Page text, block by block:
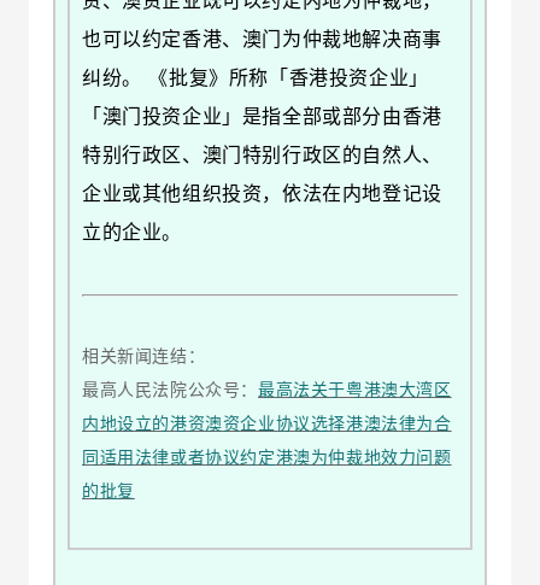
也可以约定香港、澳门为仲裁地解决商事
纠纷。 《批复》所称「香港投资企业」
「澳门投资企业」是指全部或部分由香港
特别行政区、澳门特别行政区的自然人、
企业或其他组织投资，依法在内地登记设
立的企业。
相关新闻连结：
最高人民法院公众号： 最高法关于粤港澳大湾区
内地设立的港资澳资企业协议选择港澳法律为合
同适用法律或者协议约定港澳为仲裁地效力问题
的批复